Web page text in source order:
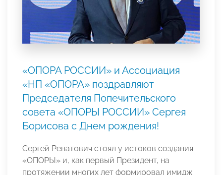
«ОПОРА РОССИИ» и Ассоциация
«НП «ОПОРА» поздравляют
Председателя Попечительского
совета «ОПОРЫ РОССИИ» Сергея
Борисова с Днем рождения!
Сергей Ренатович стоял у истоков создания
«ОПОРЫ» и, как первый Президент, на
протяжении многих лет формировал имидж